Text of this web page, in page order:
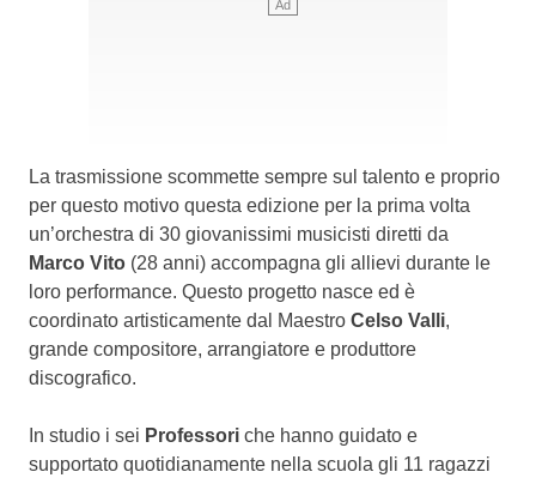
La trasmissione scommette sempre sul talento e proprio
per questo motivo questa edizione per la prima volta
un’orchestra di 30 giovanissimi musicisti diretti da
Marco Vito (28 anni) accompagna gli allievi durante le
loro performance. Questo progetto nasce ed è
coordinato artisticamente dal Maestro Celso Valli,
grande compositore, arrangiatore e produttore
discografico.
In studio i sei Professori che hanno guidato e
supportato quotidianamente nella scuola gli 11 ragazzi